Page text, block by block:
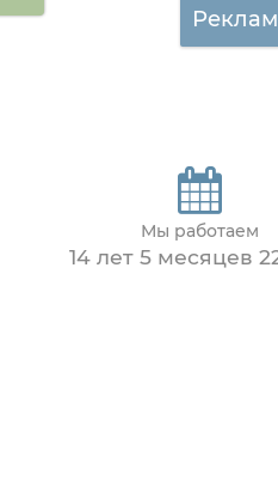
Мы работаем
14 лет 5 месяцев